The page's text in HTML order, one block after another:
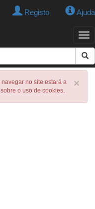
Registo Ajuda
×
no site estará a
o uso de cookies.